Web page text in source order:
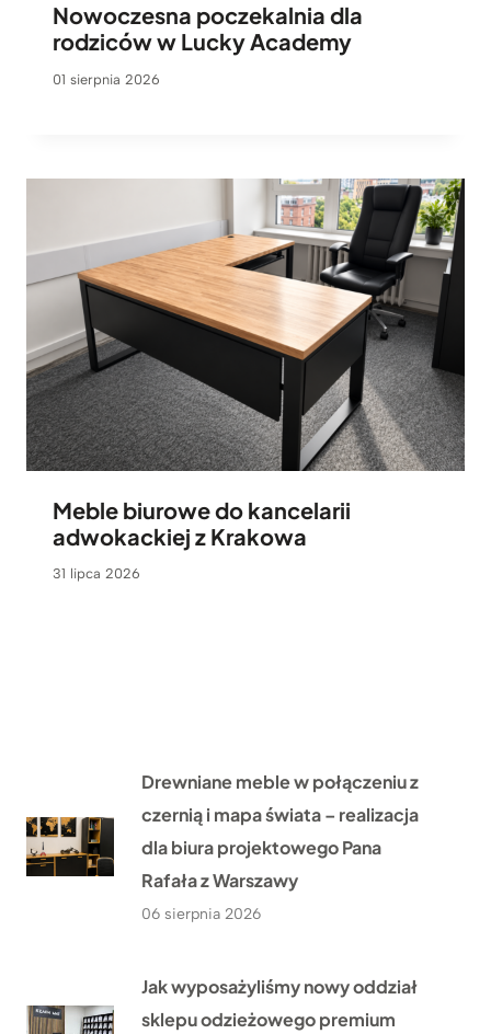
Nowoczesna poczekalnia dla
rodziców w Lucky Academy
01 sierpnia 2026
Meble biurowe do kancelarii
adwokackiej z Krakowa
31 lipca 2026
Drewniane meble w połączeniu z
czernią i mapa świata – realizacja
dla biura projektowego Pana
Rafała z Warszawy
06 sierpnia 2026
Jak wyposażyliśmy nowy oddział
sklepu odzieżowego premium